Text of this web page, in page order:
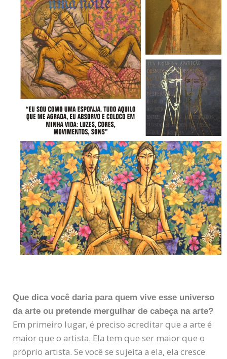
Que dica você daria para quem vive esse universo
da arte ou pretende mergulhar de cabeça na arte?
Em primeiro lugar, é preciso acreditar que a arte é
maior que o artista. Ela tem que ser maior que o
próprio artista. Se você se sujeita a ela, ela cresce